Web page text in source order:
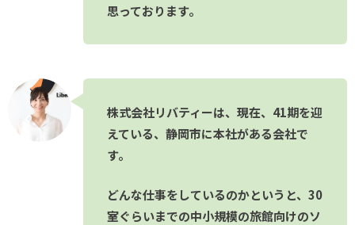
思っております。
株式会社リバティーは、現在、41期を迎
えている、静岡市に本社がある会社で
す。
どんな仕事をしているのかというと、30
室ぐらいまでの中小規模の旅館向けのソ